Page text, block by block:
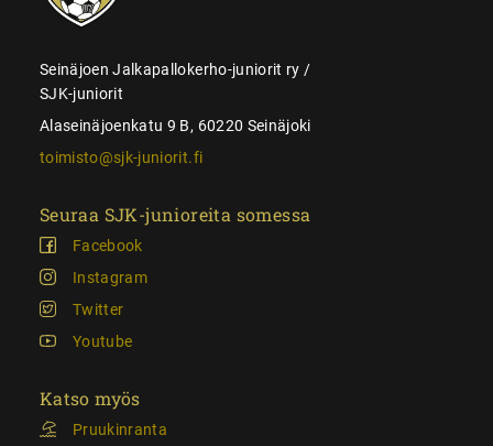
Seinäjoen Jalkapallokerho-juniorit ry /
SJK-juniorit
Alaseinäjoenkatu 9 B, 60220 Seinäjoki
toimisto@sjk-juniorit.fi
Seuraa SJK-junioreita somessa
Facebook
Instagram
Twitter
Youtube
Katso myös
Pruukinranta